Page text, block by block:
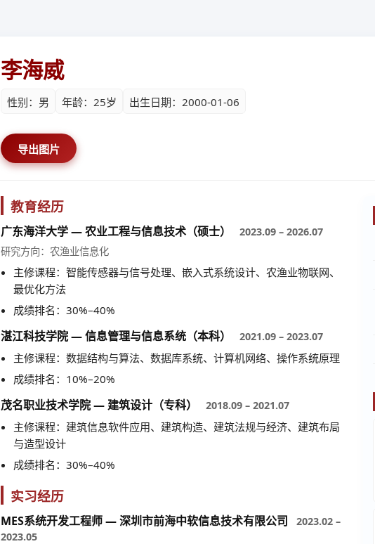
李海威
性别：男 年龄：25岁 出生日期：2000-01-06
导出图片
教育经历
广东海洋大学 — 农业工程与信息技术（硕士）
2023.09 – 2026.07
研究方向：农渔业信息化
主修课程：智能传感器与信号处理、嵌入式系统设计、农渔业物联网、
最优化方法
成绩排名：30%–40%
湛江科技学院 — 信息管理与信息系统（本科） 2021.09 – 2023.07
主修课程：数据结构与算法、数据库系统、计算机网络、操作系统原理
成绩排名：10%–20%
茂名职业技术学院 — 建筑设计（专科） 2018.09 – 2021.07
主修课程：建筑信息软件应用、建筑构造、建筑法规与经济、建筑布局
与造型设计
成绩排名：30%–40%
实习经历
MES系统开发工程师 — 深圳市前海中软信息技术有限公司
2023.02 –
2023.05